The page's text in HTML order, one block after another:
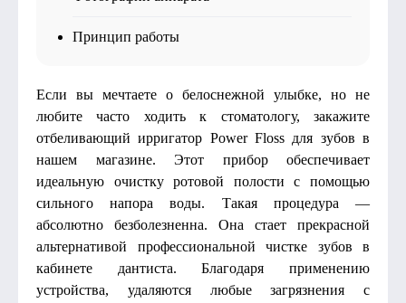
Принцип работы
Если вы мечтаете о белоснежной улыбке, но не
любите часто ходить к стоматологу, закажите
отбеливающий ирригатор Power Floss для зубов в
нашем магазине. Этот прибор обеспечивает
идеальную очистку ротовой полости с помощью
сильного напора воды. Такая процедура —
абсолютно безболезненна. Она стает прекрасной
альтернативой профессиональной чистке зубов в
кабинете дантиста. Благодаря применению
устройства, удаляются любые загрязнения с